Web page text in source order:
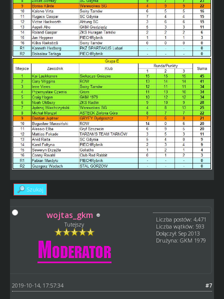
Szukaj
wojtas_gkm
Tutejszy
Liczba postów: 4,471
Liczba wątków: 593
Dołączył: Sep 2013
Drużyna: GKM 1979
#7
2019-10-14, 17:57:34